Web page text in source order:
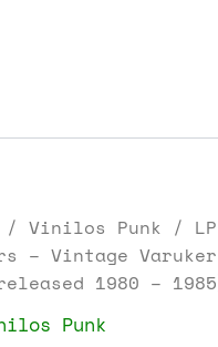
/ Vinilos Punk / LP
– Vintage
1980 –
Punk